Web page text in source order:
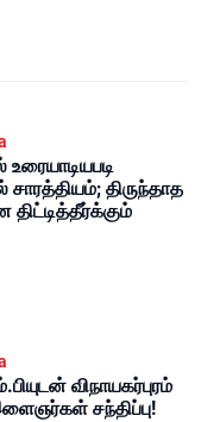
திருந்தாத
விநாயகர்புரம்
சந்திப்பு!